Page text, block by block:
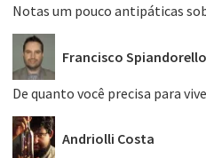
Notas um pouco antipáticas
Francisco Spiandorello
De quanto você precisa para
Andriolli Costa